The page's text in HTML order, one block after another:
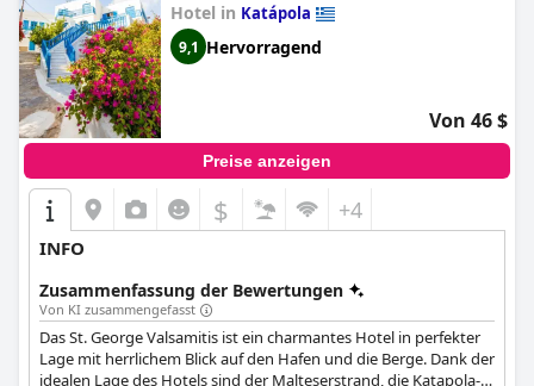
Hotel in Katápola
9,1 Hervorragend
Von 46 $
Preise anzeigen
$ +4
INFO
Zusammenfassung der Bewertungen
Von KI zusammengefasst
Das St. George Valsamitis ist ein charmantes Hotel in perfekter
Lage mit herrlichem Blick auf den Hafen und die Berge. Dank der
idealen Lage des Hotels sind der Malteserstrand, die Katapola-